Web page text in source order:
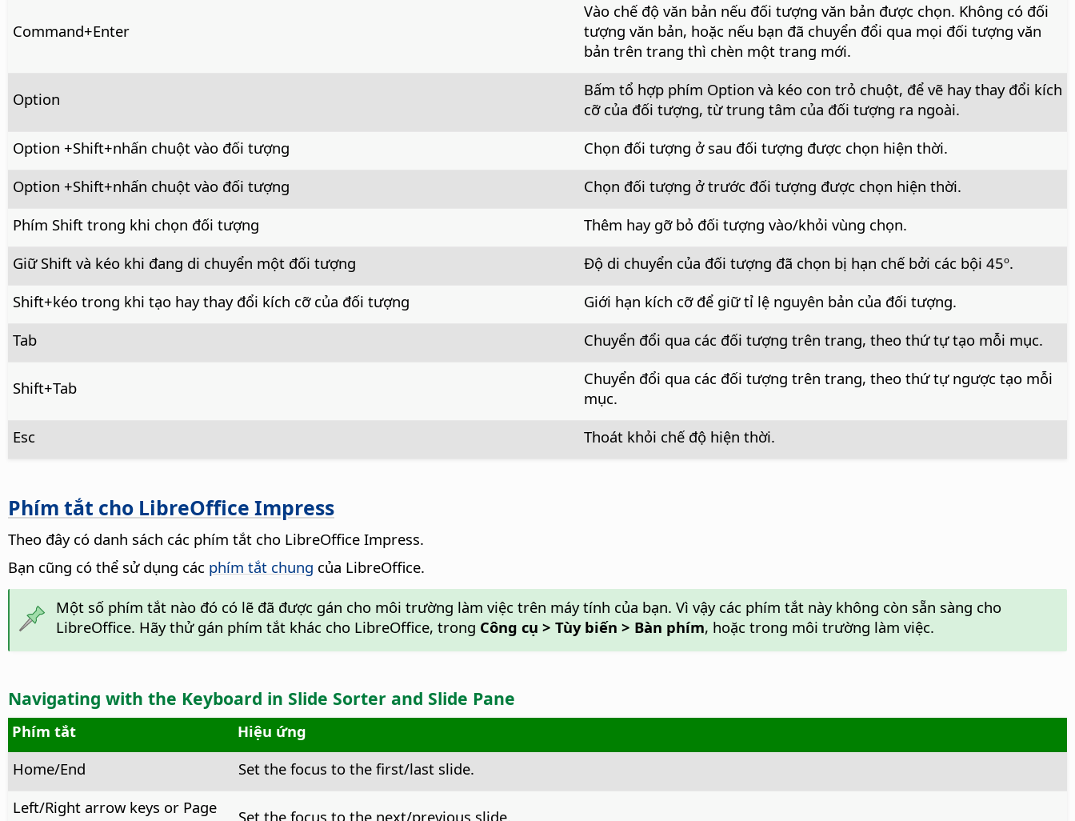
Command+Enter
Vào chế độ văn bản nếu đối tượng văn bản được chọn. Không có đối
tượng văn bản, hoặc nếu bạn đã chuyển đổi qua mọi đối tượng văn
bản trên trang thì chèn một trang mới.
Option Bấm tổ hợp phím Option và kéo con trỏ chuột, để vẽ hay thay đổi kích
cỡ của đối tượng, từ trung tâm của đối tượng ra ngoài.
Option +Shift+nhấn chuột vào đối tượng
Chọn đối tượng ở sau đối tượng được chọn hiện thời.
Option +Shift+nhấn chuột vào đối tượng
Chọn đối tượng ở trước đối tượng được chọn hiện thời.
Phím Shift trong khi chọn đối tượng
Thêm hay gỡ bỏ đối tượng vào/khỏi vùng chọn.
Giữ Shift và kéo khi đang di chuyển một đối tượng
Độ di chuyển của đối tượng đã chọn bị hạn chế bởi các bội 45º.
Shift+kéo trong khi tạo hay thay đổi kích cỡ của đối tượng
Giới hạn kích cỡ để giữ tỉ lệ nguyên bản của đối tượng.
Tab
Chuyển đổi qua các đối tượng trên trang, theo thứ tự tạo mỗi mục.
Shift+Tab
Chuyển đổi qua các đối tượng trên trang, theo thứ tự ngược tạo mỗi
mục.
Esc
Thoát khỏi chế độ hiện thời.
Phím tắt cho LibreOffice Impress
Theo đây có danh sách các phím tắt cho LibreOffice Impress.
Bạn cũng có thể sử dụng các phím tắt chung của LibreOffice.
Một số phím tắt nào đó có lẽ đã được gán cho môi trường làm việc trên máy tính của bạn. Vì vậy các phím tắt này không còn sẵn sàng cho
LibreOffice. Hãy thử gán phím tắt khác cho LibreOffice, trong Công cụ > Tùy biến > Bàn phím, hoặc trong môi trường làm việc.
Navigating with the Keyboard in Slide Sorter and Slide Pane
Phím tắt
Hiệu ứng
Home/End
Set the focus to the first/last slide.
Left/Right arrow keys or Page
Set the focus to the next/previous slide.